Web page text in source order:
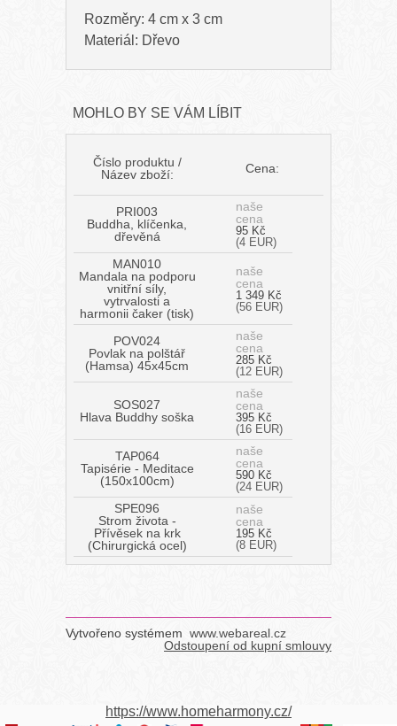
Rozměry: 4 cm x 3 cm
Materiál: Dřevo
MOHLO BY SE VÁM LÍBIT
Číslo produktu /
Název zboží:
Cena:
PRI003
Buddha, klíčenka,
dřevěná
naše
cena
95 Kč
(4 EUR)
MAN010
Mandala na podporu
vnitřní síly,
vytrvalosti a
harmonii čaker (tisk)
naše
cena
1 349 Kč
(56 EUR)
POV024
Povlak na polštář
(Hamsa) 45x45cm
naše
cena
285 Kč
(12 EUR)
SOS027
Hlava Buddhy soška
naše
cena
395 Kč
(16 EUR)
TAP064
Tapisérie - Meditace
(150x100cm)
naše
cena
590 Kč
(24 EUR)
SPE096
Strom života -
Přívěsek na krk
(Chirurgická ocel)
naše
cena
195 Kč
(8 EUR)
Vytvořeno systémem www.webareal.cz
Odstoupení od kupní smlouvy
https://www.homeharmony.cz/